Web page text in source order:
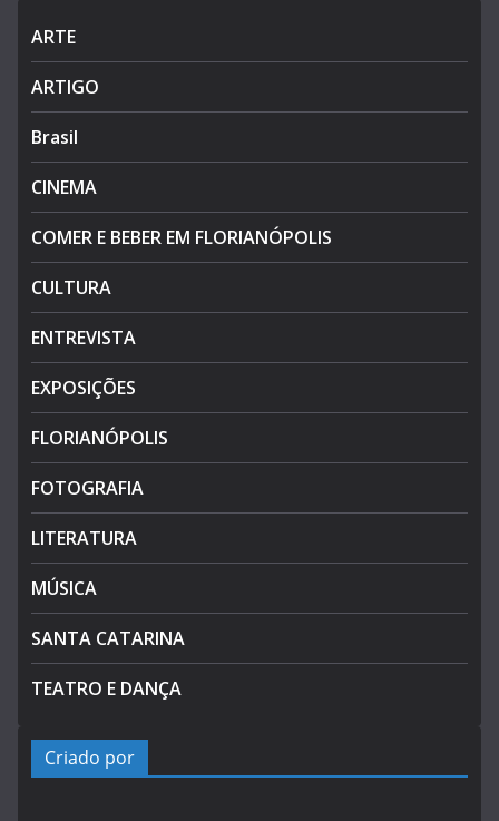
ARTE
ARTIGO
Brasil
CINEMA
COMER E BEBER EM FLORIANÓPOLIS
CULTURA
ENTREVISTA
EXPOSIÇÕES
FLORIANÓPOLIS
FOTOGRAFIA
LITERATURA
MÚSICA
SANTA CATARINA
TEATRO E DANÇA
Criado por